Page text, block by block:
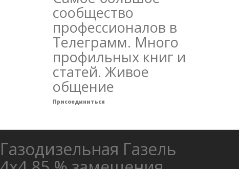
сообщество
профессионалов в
Телеграмм. Много
профильных книг и
статей. Живое
общение
Присоединиться
Газодизельная Газель